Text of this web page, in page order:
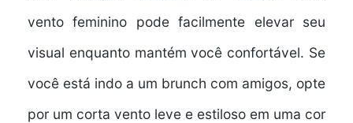
vento feminino pode facilmente elevar seu
visual enquanto mantém você confortável. Se
você está indo a um brunch com amigos, opte
por um corta vento leve e estiloso em uma cor